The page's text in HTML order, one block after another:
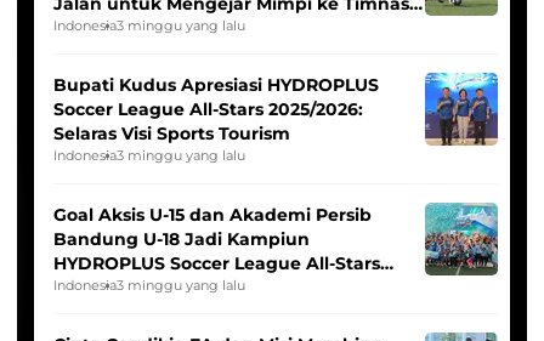
Indonesia Putri
Indonesia3 minggu yang lalu
Bupati Kudus Apresiasi HYDROPLUS
Soccer League All-Stars 2025/2026:
Selaras Visi Sports Tourism
Indonesia3 minggu yang lalu
Goal Aksis U-15 dan Akademi Persib
Bandung U-18 Jadi Kampiun
HYDROPLUS Soccer League All-Stars
2025/2026
Indonesia3 minggu yang lalu